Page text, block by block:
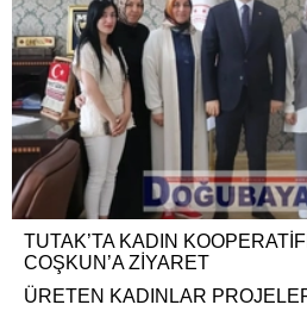
TUTAK’TA KADIN
COŞKUN’A ZİYARET
ÜRETEN KADINLAR